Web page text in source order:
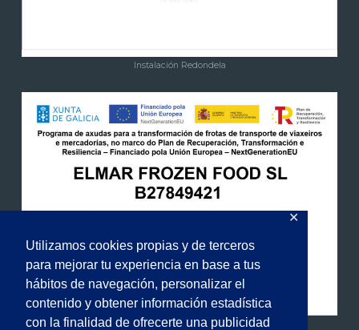
Utilizamos cookies propias y de terceros
para mejorar tu experiencia en base a tus
hábitos de navegación, personalizar el
contenido y obtener información estadística
con la finalidad de ofrecerte una publicidad
✕
Instalación Redondela